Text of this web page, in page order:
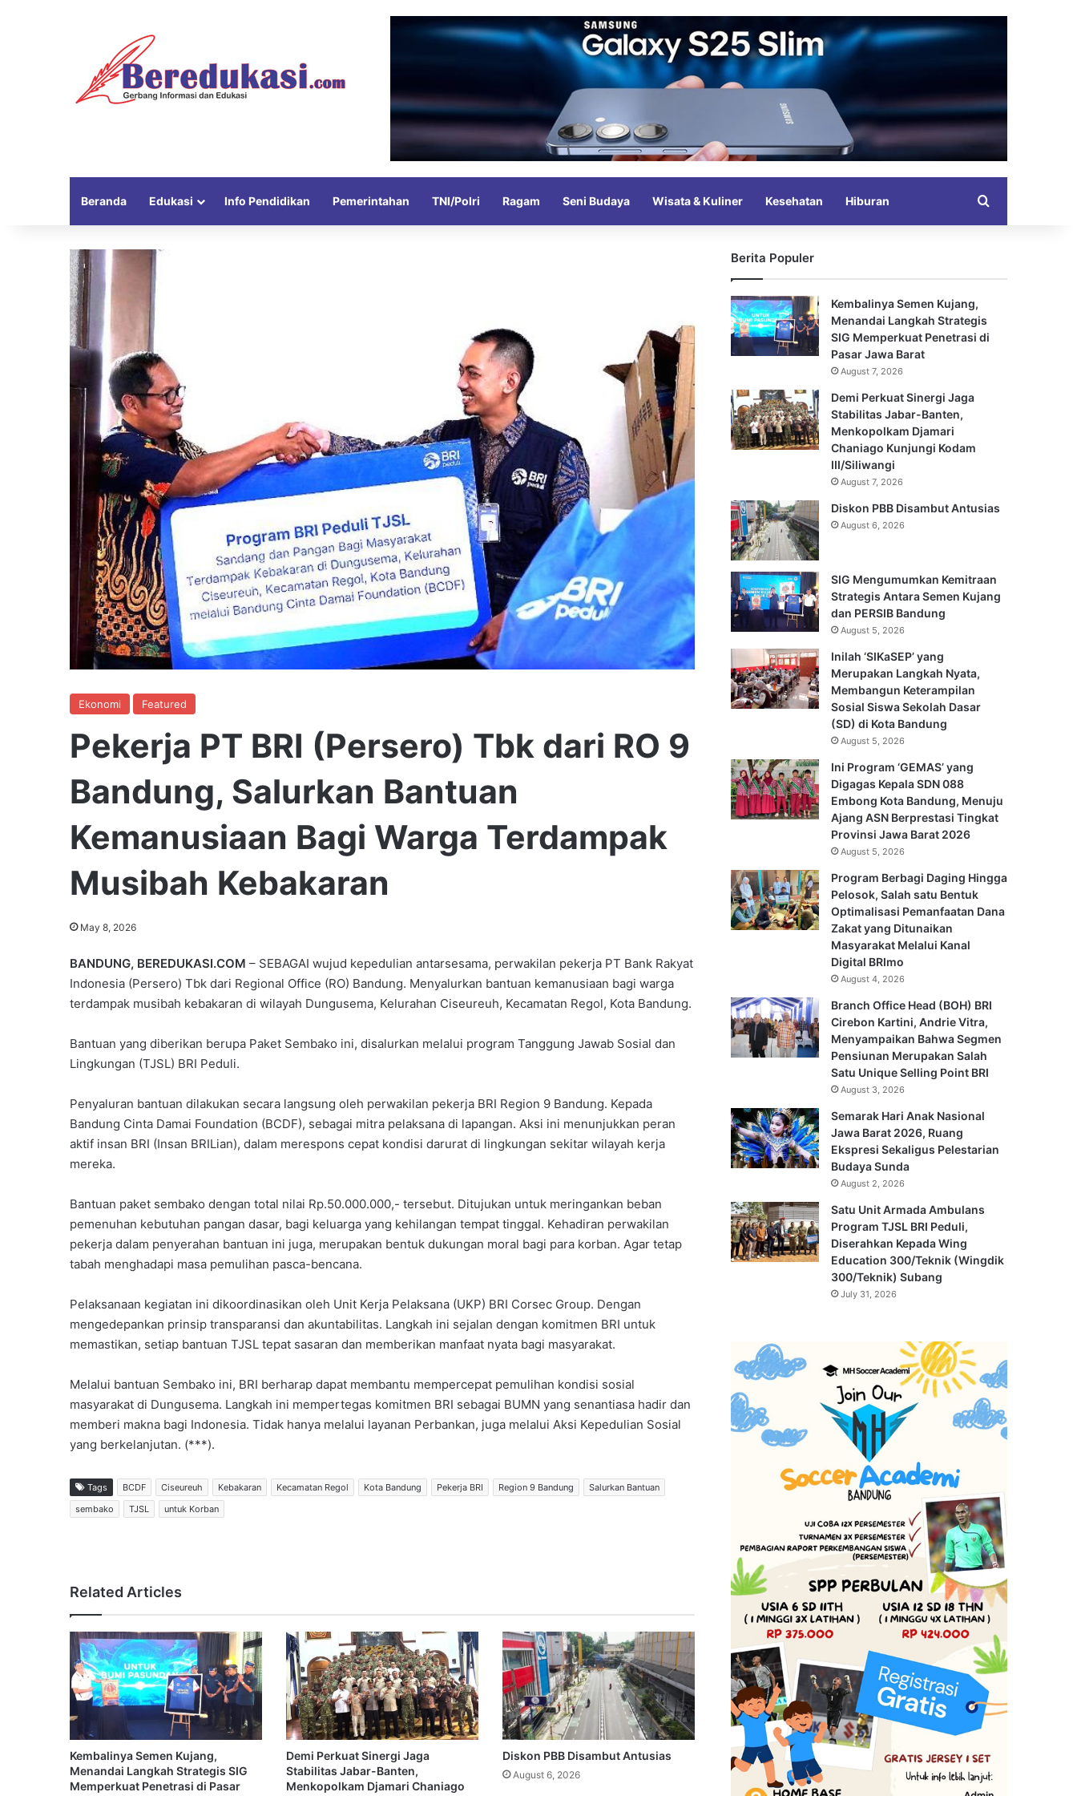
Beranda Edukasi Info Pendidikan Pemerintahan TNI/Polri Ragam Seni Budaya Wisata & Kuliner Kesehatan Hiburan
Ekonomi Featured
Pekerja PT BRI (Persero) Tbk dari RO 9
Bandung, Salurkan Bantuan
Kemanusiaan Bagi Warga Terdampak
Musibah Kebakaran
May 8, 2026
BANDUNG, BEREDUKASI.COM – SEBAGAI wujud kepedulian antarsesama, perwakilan pekerja PT Bank Rakyat
Indonesia (Persero) Tbk dari Regional Office (RO) Bandung. Menyalurkan bantuan kemanusiaan bagi warga
terdampak musibah kebakaran di wilayah Dungusema, Kelurahan Ciseureuh, Kecamatan Regol, Kota Bandung.
Bantuan yang diberikan berupa Paket Sembako ini, disalurkan melalui program Tanggung Jawab Sosial dan
Lingkungan (TJSL) BRI Peduli.
​Penyaluran bantuan dilakukan secara langsung oleh perwakilan pekerja BRI Region 9 Bandung. Kepada
Bandung Cinta Damai Foundation (BCDF), sebagai mitra pelaksana di lapangan. Aksi ini menunjukkan peran
aktif insan BRI (Insan BRILian), dalam merespons cepat kondisi darurat di lingkungan sekitar wilayah kerja
mereka.
​Bantuan paket sembako dengan total nilai Rp.50.000.000,- tersebut. Ditujukan untuk meringankan beban
pemenuhan kebutuhan pangan dasar, bagi keluarga yang kehilangan tempat tinggal. Kehadiran perwakilan
pekerja dalam penyerahan bantuan ini juga, merupakan bentuk dukungan moral bagi para korban. Agar tetap
tabah menghadapi masa pemulihan pasca-bencana.
​Pelaksanaan kegiatan ini dikoordinasikan oleh Unit Kerja Pelaksana (UKP) BRI Corsec Group. Dengan
mengedepankan prinsip transparansi dan akuntabilitas. Langkah ini sejalan dengan komitmen BRI untuk
memastikan, setiap bantuan TJSL tepat sasaran dan memberikan manfaat nyata bagi masyarakat.
​Melalui bantuan Sembako ini, BRI berharap dapat membantu mempercepat pemulihan kondisi sosial
masyarakat di Dungusema. Langkah ini mempertegas komitmen BRI sebagai BUMN yang senantiasa hadir dan
memberi makna bagi Indonesia. Tidak hanya melalui layanan Perbankan, juga melalui Aksi Kepedulian Sosial
yang berkelanjutan. (***).
Tags BCDF Ciseureuh Kebakaran Kecamatan Regol Kota Bandung Pekerja BRI Region 9 Bandung
Salurkan Bantuan
sembako
TJSL untuk Korban
Related Articles
Kembalinya Semen Kujang,
Menandai Langkah Strategis SIG
Memperkuat Penetrasi di Pasar
Demi Perkuat Sinergi Jaga
Stabilitas Jabar-Banten,
Menkopolkam Djamari Chaniago
Diskon PBB Disambut Antusias
August 6, 2026
Berita Populer
Kembalinya Semen Kujang,
Menandai Langkah Strategis
SIG Memperkuat Penetrasi di
Pasar Jawa Barat
August 7, 2026
Demi Perkuat Sinergi Jaga
Stabilitas Jabar-Banten,
Menkopolkam Djamari
Chaniago Kunjungi Kodam
III/Siliwangi
August 7, 2026
Diskon PBB Disambut Antusias
August 6, 2026
SIG Mengumumkan Kemitraan
Strategis Antara Semen Kujang
dan PERSIB Bandung
August 5, 2026
Inilah ‘SIKaSEP’ yang
Merupakan Langkah Nyata,
Membangun Keterampilan
Sosial Siswa Sekolah Dasar
(SD) di Kota Bandung
August 5, 2026
Ini Program ‘GEMAS’ yang
Digagas Kepala SDN 088
Embong Kota Bandung, Menuju
Ajang ASN Berprestasi Tingkat
Provinsi Jawa Barat 2026
August 5, 2026
Program Berbagi Daging Hingga
Pelosok, Salah satu Bentuk
Optimalisasi Pemanfaatan Dana
Zakat yang Ditunaikan
Masyarakat Melalui Kanal
Digital BRImo
August 4, 2026
Branch Office Head (BOH) BRI
Cirebon Kartini, Andrie Vitra,
Menyampaikan Bahwa Segmen
Pensiunan Merupakan Salah
Satu Unique Selling Point BRI
August 3, 2026
Semarak Hari Anak Nasional
Jawa Barat 2026, Ruang
Ekspresi Sekaligus Pelestarian
Budaya Sunda
August 2, 2026
Satu Unit Armada Ambulans
Program TJSL BRI Peduli,
Diserahkan Kepada Wing
Education 300/Teknik (Wingdik
300/Teknik) Subang
July 31, 2026